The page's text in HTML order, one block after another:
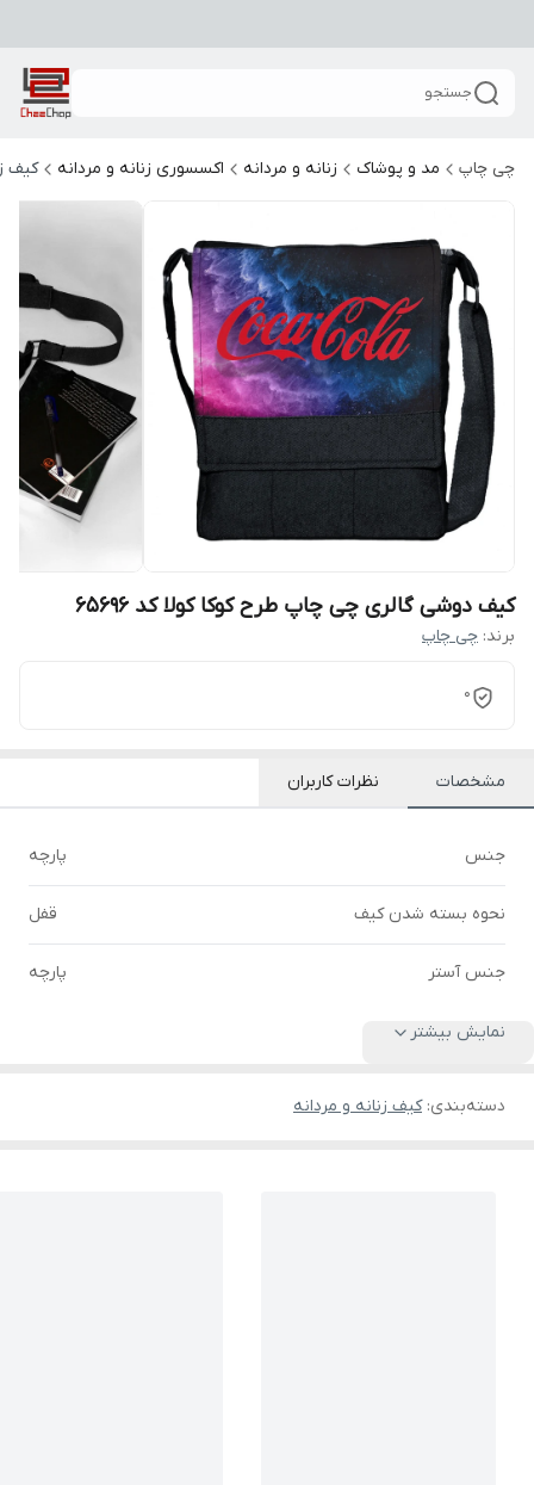
جستجو
چی چاپ مد و پوشاک زنانه و مردانه اکسسوری زنانه و مردانه کیف
کیف دوشی گالری چی چاپ طرح کوکا کولا کد 65696
برند: چی چاپ
0
مشخصات نظرات کاربران
جنس پارچه
نحوه بسته شدن کیف قفل
جنس آستر پارچه
نمایش بیشتر
دسته‌بندی:کیف زنانه و مردانه